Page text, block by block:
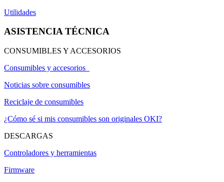
Utilidades
ASISTENCIA TÉCNICA
CONSUMIBLES Y ACCESORIOS
Consumibles y accesorios
Noticias sobre consumibles
Reciclaje de consumibles
¿Cómo sé si mis consumibles son originales OKI?
DESCARGAS
Controladores y herramientas
Firmware